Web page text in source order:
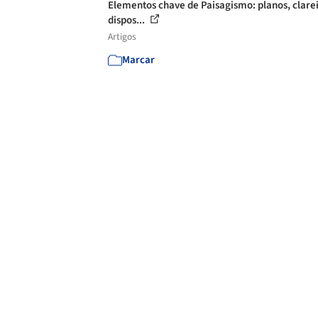
Elementos chave de Paisagismo: planos,
dispos...
Artigos
Marcar